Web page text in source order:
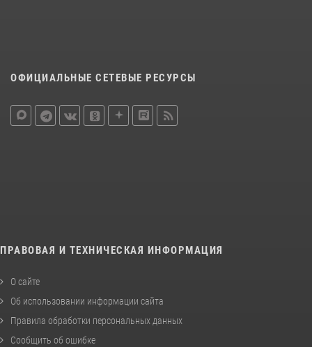
ОФИЦИАЛЬНЫЕ СЕТЕВЫЕ РЕСУРСЫ
ПРАВОВАЯ И ТЕХНИЧЕСКАЯ ИНФОРМАЦИЯ
О сайте
Об использовании информации сайта
Правила обработки персональных данных
Сообщить об ошибке